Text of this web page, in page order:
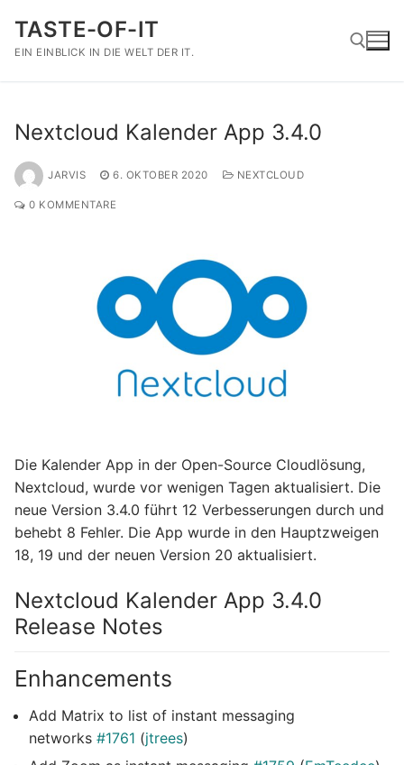
Inhalt
springen
TASTE-OF-IT
EIN EINBLICK IN DIE WELT DER IT.
Nextcloud Kalender App 3.4.0
JARVIS 6. OKTOBER 2020 NEXTCLOUD
0 KOMMENTARE
Die Kalender App in der Open-Source Cloudlösung,
Nextcloud, wurde vor wenigen Tagen aktualisiert. Die
neue Version 3.4.0 führt 12 Verbesserungen durch und
behebt 8 Fehler. Die App wurde in den Hauptzweigen
18, 19 und der neuen Version 20 aktualisiert.
Nextcloud Kalender App 3.4.0
Release Notes
Enhancements
Add Matrix to list of instant messaging
networks #1761 (jtrees)